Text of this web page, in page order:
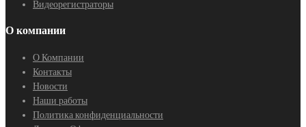
Видеорегистраторы
О компании
О Компании
Контакты
Новости
Наши работы
Политика конфиденциальности